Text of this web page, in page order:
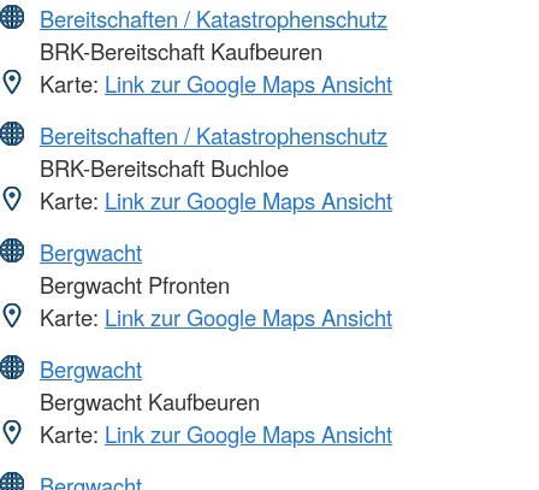
Bereitschaften / Katastrophenschutz
BRK-Bereitschaft Kaufbeuren
Karte: Link zur Google Maps Ansicht
Bereitschaften / Katastrophenschutz
BRK-Bereitschaft Buchloe
Karte: Link zur Google Maps Ansicht
Bergwacht
Bergwacht Pfronten
Karte: Link zur Google Maps Ansicht
Bergwacht
Bergwacht Kaufbeuren
Karte: Link zur Google Maps Ansicht